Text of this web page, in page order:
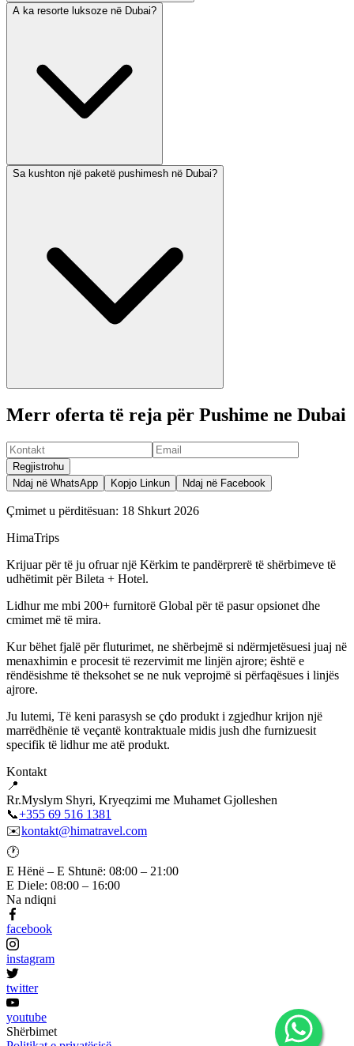
A ka resorte luksoze në Dubai?
Sa kushton një paketë pushimesh në Dubai?
Merr oferta të reja për Pushime ne Dubai
Regjistrohu
Ndaj në WhatsApp
Kopjo Linkun Ndaj në Facebook
Çmimet u përditësuan: 18 Shkurt 2026
HimaTrips
Krijuar për të ju ofruar një Kërkim te pandërprerë të shërbimeve të
udhëtimit për Bileta + Hotel.
Lidhur me mbi 200+ furnitorë Global për të pasur opsionet dhe
cmimet më të mira.
Kur bëhet fjalë për fluturimet, ne shërbejmë si ndërmjetësuesi juaj në
menaxhimin e procesit të rezervimit me linjën ajrore; është e
rëndësishme të theksohet se ne nuk veprojmë si përfaqësues i linjës
ajrore.
Ju lutemi, Të keni parasysh se çdo produkt i zgjedhur krijon një
marrëdhënie të veçantë kontraktuale midis jush dhe furnizuesit
specifik të lidhur me atë produkt.
Kontakt
📍
Rr.Myslym Shyri, Kryeqzimi me Muhamet Gjolleshen
📞+355 69 516 1381
✉️kontakt@himatravel.com
🕐
E Hënë – E Shtunë: 08:00 – 21:00
E Diele: 08:00 – 16:00
Na ndiqni
facebook
instagram
twitter
youtube
Shërbimet